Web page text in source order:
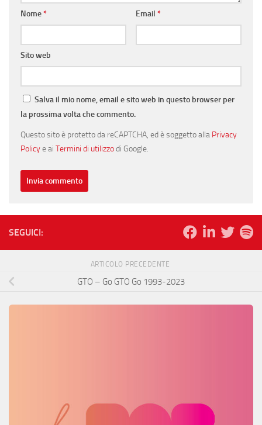
Nome* Email *
Sito web
Salva il mio nome, email e sito web in questo browser per
la prossima volta che commento.
Questo sito è protetto da reCAPTCHA, ed è soggetto alla Privacy
Policye ai Termini di utilizzodi Google.
SEGUICI:
ARTICOLO PRECEDENTE
GTO – Go GTO Go 1993-2023